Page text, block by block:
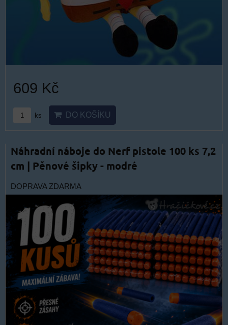
609 Kč
ks DO KOŠÍKU
Náhradní náboje do Nerf pistole 100 ks 7,2
cm | Pěnové šipky - modré
DOPRAVA ZDARMA